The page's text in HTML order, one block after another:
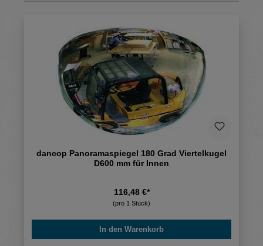
dancop Panoramaspiegel 180 Grad Viertelkugel
D600 mm für Innen
116,48 €*
(pro 1 Stück)
In den Warenkorb